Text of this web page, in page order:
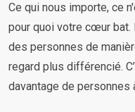
Ce qui nous importe, ce
pour quoi votre cœur bat.
des personnes de
regard plus différencié.
davantage de personnes